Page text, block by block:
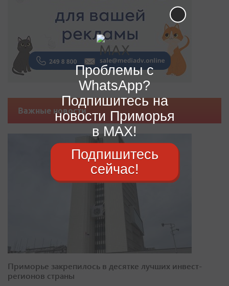
Важные новости
Приморье закрепилось в десятке лучших инвест-
регионов страны
Проблемы с
WhatsApp?
Подпишитесь на
новости Приморья
в MAX!
Подпишитесь
сейчас!